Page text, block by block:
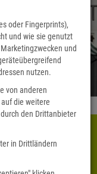
oder Fingerprints),
und wie sie genutzt
und
nutzen.
von anderen
die weitere
den Drittanbieter
in Drittländern
vor